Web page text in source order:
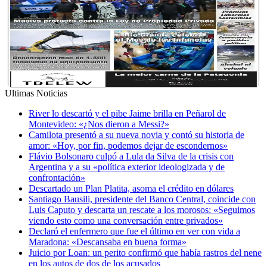
Ultimas Noticias
River lo descartó y el pibe Jaime brilla en Peñarol de
Montevideo: «¿Nos dieron a Messi?»
Camilota presentó a su nueva novia y contó su historia de
amor: «Hoy, por fin, podemos dejar de escondernos»
Flávio Bolsonaro culpó a Lula da Silva de la crisis con
Argentina y a su «política exterior ideologizada y de
confrontación»
Descartado un Plan Platita, asoma el crédito en dólares
Santiago Bausili, presidente del Banco Central, coincide con
Luis Caputo y descarta un rescate a los morosos: «Seguimos
viendo esto como una conversación entre privados»
Declaró el enfermero que fue el último en ver con vida a
Maradona: «Descansaba en buena forma»
Juicio por Loan: un perito confirmó que había rastros del nene
en los autos de dos de los acusados